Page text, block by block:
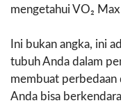
mengetahui VO₂
Ini bukan angka, ini
tubuh Anda dalam
membuat perbedaan
Anda bisa